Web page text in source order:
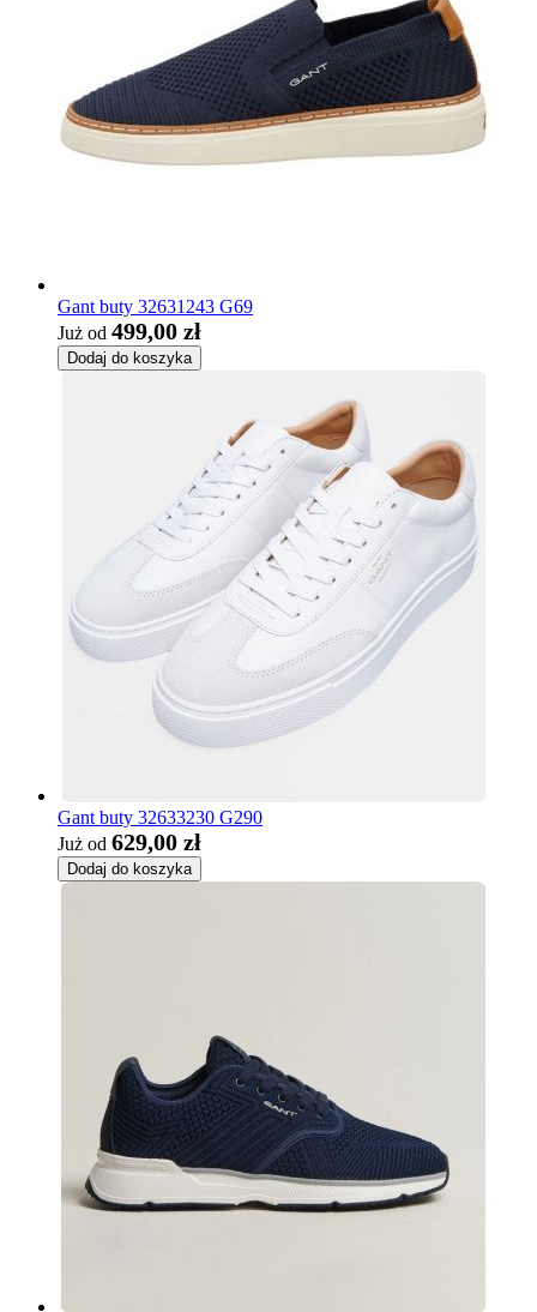
Gant buty 32631243 G69
Już od 499,00 zł
Dodaj do koszyka
Gant buty 32633230 G290
Już od 629,00 zł
Dodaj do koszyka